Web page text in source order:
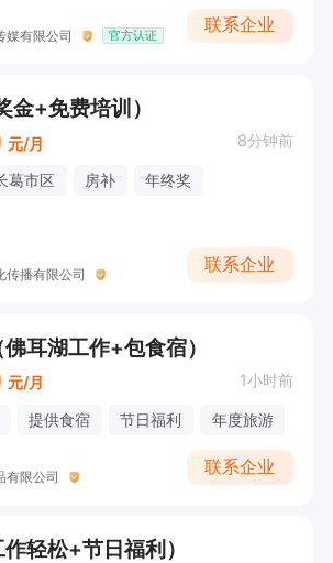
媒有限公司
官方认证
联系企业
+免费培训）
元/月 8分钟前
葛市区 房补
年终奖
传播有限公司
联系企业
耳湖工作+包食宿）
元/月 1小时前
提供食宿 节日福利 年度旅游
有限公司
联系企业
轻松+节日福利）